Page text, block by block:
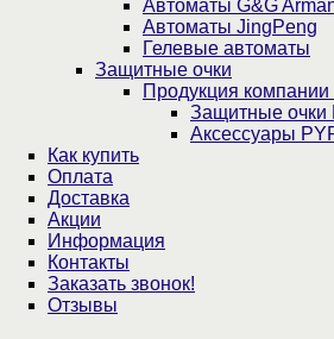
Автоматы G&G
Автоматы JingPeng
Гелевые автоматы
Защитные очки
Продукция
Защитные очки
Аксессуары
Как купить
Оплата
Доставка
Акции
Информация
Контакты
Заказать звонок!
Отзывы